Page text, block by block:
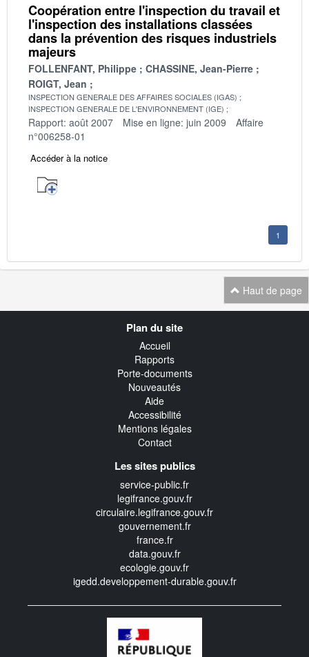
Coopération entre l'inspection du travail et
l'inspection des installations classées
dans la prévention des risques industriels
majeurs
FOLLENFANT, Philippe
CHASSINE, Jean-Pierre
ROIGT, Jean
INSPECTION GENERALE DES AFFAIRES SOCIALES (IGAS)
INSPECTION GENERALE DE L'ENVIRONNEMENT (IGE)
Rapport: août 2007 Mise en ligne: juin 2009
Affaire
n°006258-01
Accéder à la notice
1
Haut de page
Plan du site
Accueil
Rapports
Porte-documents
Nouveautés
Aide
Accessibilité
Mentions légales
Contact
Les sites publics
service-public.fr
legifrance.gouv.fr
circulaire.legifrance.gouv.fr
gouvernement.fr
france.fr
data.gouv.fr
ecologie.gouv.fr
igedd.developpement-durable.gouv.fr